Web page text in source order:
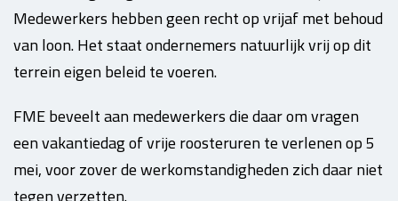
Medewerkers hebben geen recht op vrijaf met behoud
van loon. Het staat ondernemers natuurlijk vrij op dit
terrein eigen beleid te voeren.
FME beveelt aan medewerkers die daar om vragen
een vakantiedag of vrije roosteruren te verlenen op 5
mei, voor zover de werkomstandigheden zich daar niet